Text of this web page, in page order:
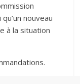
nouveau
à la situation